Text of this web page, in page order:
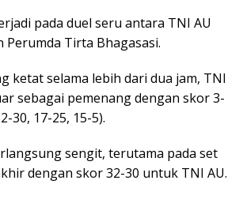
pada duel seru antara TNI AU
Perumda Tirta Bhagasasi.
ketat selama lebih dari dua jam, TNI
sebagai pemenang dengan skor 3-
30, 17-25, 15-5).
sengit, terutama pada set
dengan skor 32-30 untuk TNI AU.